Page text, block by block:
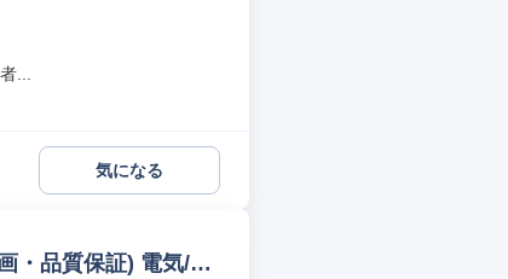
...
気になる
・品質保証) 電気/電